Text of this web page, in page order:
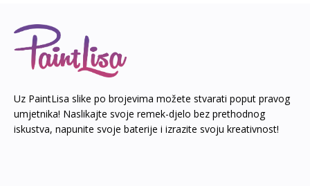
Uz PaintLisa slike po brojevima možete stvarati poput pravog
umjetnika! Naslikajte svoje remek-djelo bez prethodnog
iskustva, napunite svoje baterije i izrazite svoju kreativnost!